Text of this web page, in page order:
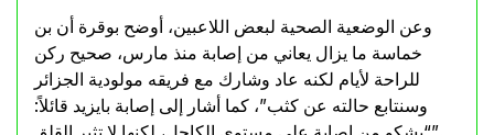
وعن الوضعية الصحية لبعض اللاعبين، أوضح بوقرة أن بن
خماسة ما يزال يعاني من إصابة منذ مارس، صحيح ركن
للراحة لأيام لكنه عاد وشارك مع فريقه مولودية الجزائر
وسنتابع حالته عن كثب”، كما أشار إلى إصابة بايزيد قائلاً: